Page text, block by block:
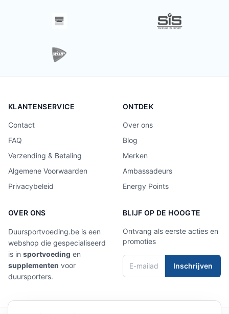
KLANTENSERVICE
Contact
FAQ
Verzending & Betaling
Algemene Voorwaarden
Privacybeleid
ONTDEK
Over ons
Blog
Merken
Ambassadeurs
Energy Points
OVER ONS
Duursportvoeding.be is een
webshop die gespecialiseerd
is in sportvoeding en
supplementen voor
duursporters.
BLIJF OP DE HOOGTE
Ontvang als eerste acties en
promoties
Inschrijven